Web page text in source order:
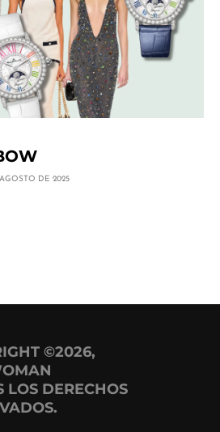
DE 2025
©2026,
LOS DERECHOS